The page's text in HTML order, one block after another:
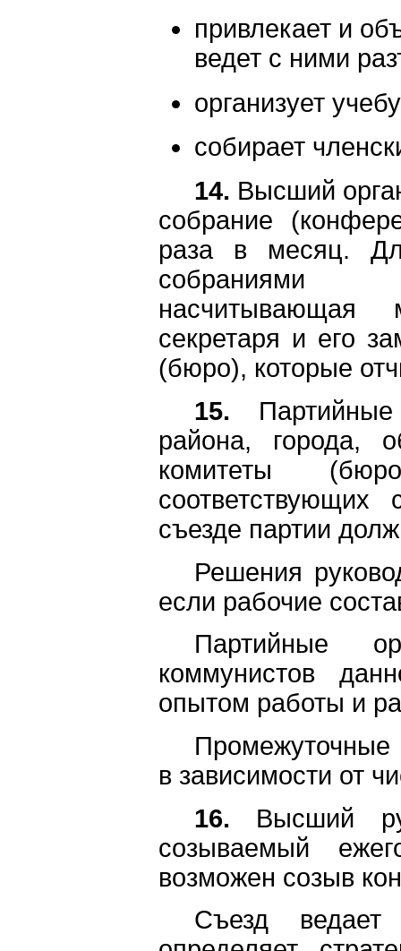
привлекает и
ведет с ними
организует
собирает
14. Высший
собрание
раза в месяц.
собраниями
насчитывающая
секретаря и его
(бюро), которые
15. Партийные
района, города,
комитеты
съезде партии
Решения
если рабочие
Партийные
коммунистов
опытом работы и
Промежуточные
в зависимости от
16. Высший
созываемый
возможен созыв
Съезд ведает